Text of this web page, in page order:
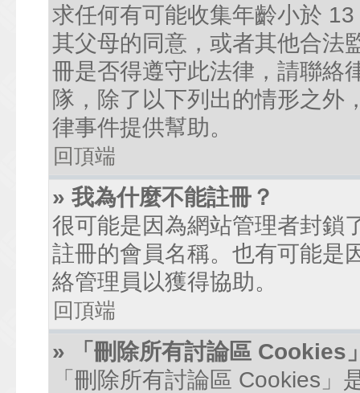
求任何有可能收集年齡小於
其父母的同意，或者其他合法
冊是否得遵守此法律，請聯絡
隊，除了以下列出的情形之外
律事件提供幫助。
回頂端
» 我為什麼不能註冊？
很可能是因為網站管理者封鎖
註冊的會員名稱。也有可能是
絡管理員以獲得協助。
回頂端
» 「刪除所有討論區 Cookies
「刪除所有討論區 Cookies